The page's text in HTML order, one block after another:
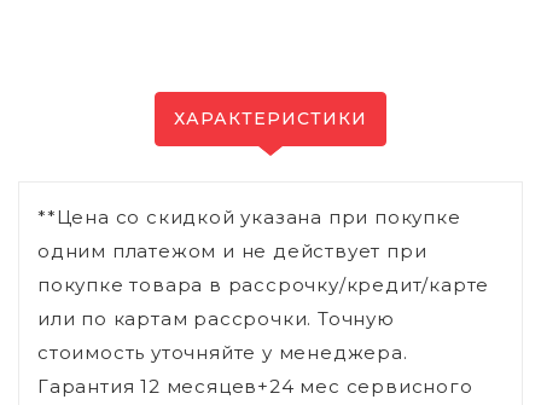
ХАРАКТЕРИСТИКИ
**Цена со скидкой указана при покупке
одним платежом и не действует при
покупке товара в рассрочку/кредит/карте
или по картам рассрочки. Точную
стоимость уточняйте у менеджера.
Гарантия 12 месяцев+24 мес сервисного